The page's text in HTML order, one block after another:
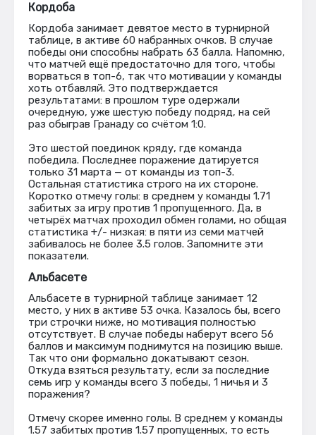
Кордоба
Кордоба занимает девятое место в турнирной
таблице, в активе 60 набранных очков. В случае
победы они способны набрать 63 балла. Напомню,
что матчей ещё предостаточно для того, чтобы
ворваться в топ-6, так что мотивации у команды
хоть отбавляй. Это подтверждается
результатами: в прошлом туре одержали
очередную, уже шестую победу подряд, на сей
раз обыграв Гранаду со счётом 1:0.
Это шестой поединок кряду, где команда
победила. Последнее поражение датируется
только 31 марта — от команды из топ-3.
Остальная статистика строго на их стороне.
Коротко отмечу голы: в среднем у команды 1.71
забитых за игру против 1 пропущенного. Да, в
четырёх матчах проходил обмен голами, но общая
статистика +/- низкая: в пяти из семи матчей
забивалось не более 3.5 голов. Запомните эти
показатели.
Альбасете
Альбасете в турнирной таблице занимает 12
место, у них в активе 53 очка. Казалось бы, всего
три строчки ниже, но мотивация полностью
отсутствует. В случае победы наберут всего 56
баллов и максимум поднимутся на позицию выше.
Так что они формально докатывают сезон.
Откуда взяться результату, если за последние
семь игр у команды всего 3 победы, 1 ничья и 3
поражения?
Отмечу скорее именно голы. В среднем у команды
1.57 забитых против 1.57 пропущенных, то есть